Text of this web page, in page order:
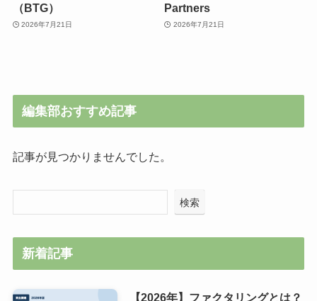
（BTG）
2026年7月21日
Partners
2026年7月21日
編集部おすすめ記事
記事が見つかりませんでした。
検索
新着記事
【2026年】ファクタリングとは？